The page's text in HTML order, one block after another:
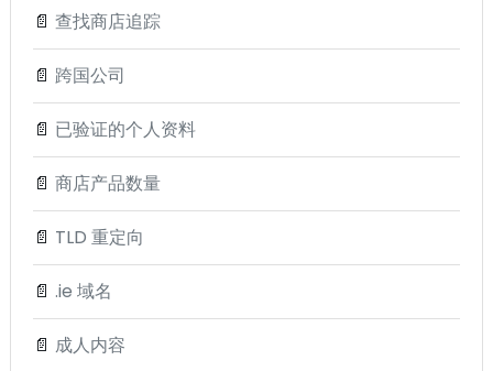
📄 查找商店追踪
📄 跨国公司
📄 已验证的个人资料
📄 商店产品数量
📄 TLD 重定向
📄 .ie 域名
📄 成人内容